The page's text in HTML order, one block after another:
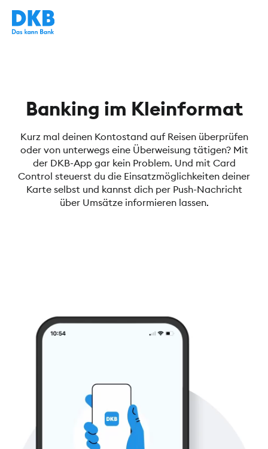
Banking im Kleinformat
Kurz mal deinen Kontostand auf Reisen überprüfen
oder von unterwegs eine Überweisung tätigen? Mit
der DKB-App gar kein Problem. Und mit Card
Control steuerst du die Einsatzmöglichkeiten deiner
Karte selbst und kannst dich per Push-Nachricht
über Umsätze informieren lassen.